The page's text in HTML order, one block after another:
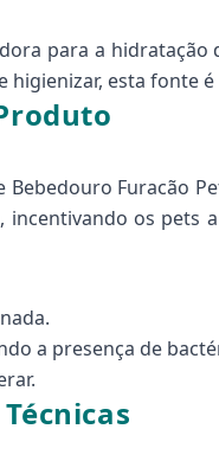
para a
esta fonte
Furacão
os pets
a presença de